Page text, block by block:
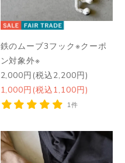
鉄のムーブ3フック※クーポ
ン対象外※
2,000円(税込2,200円)
1,000円(税込1,100円)
1件